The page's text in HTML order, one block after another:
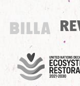
Billa
UN Decade